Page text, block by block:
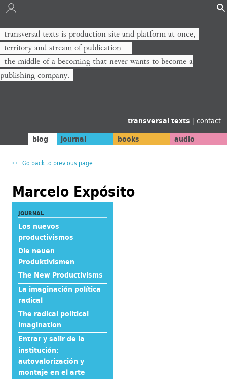
transversal texts is production site and platform at once,
territory and stream of publication −
the middle of a becoming that never wants to become a
publishing company.
transversal texts | contact
blog journal books audio
Go back to previous page
Marcelo Expósito
JOURNAL
Los nuevos
productivismos
Die neuen
Produktivismen
The New Productivisms
La imaginación política
radical
The radical political
imagination
Entrar y salir de la
institución:
autovalorización y
montaje en el arte